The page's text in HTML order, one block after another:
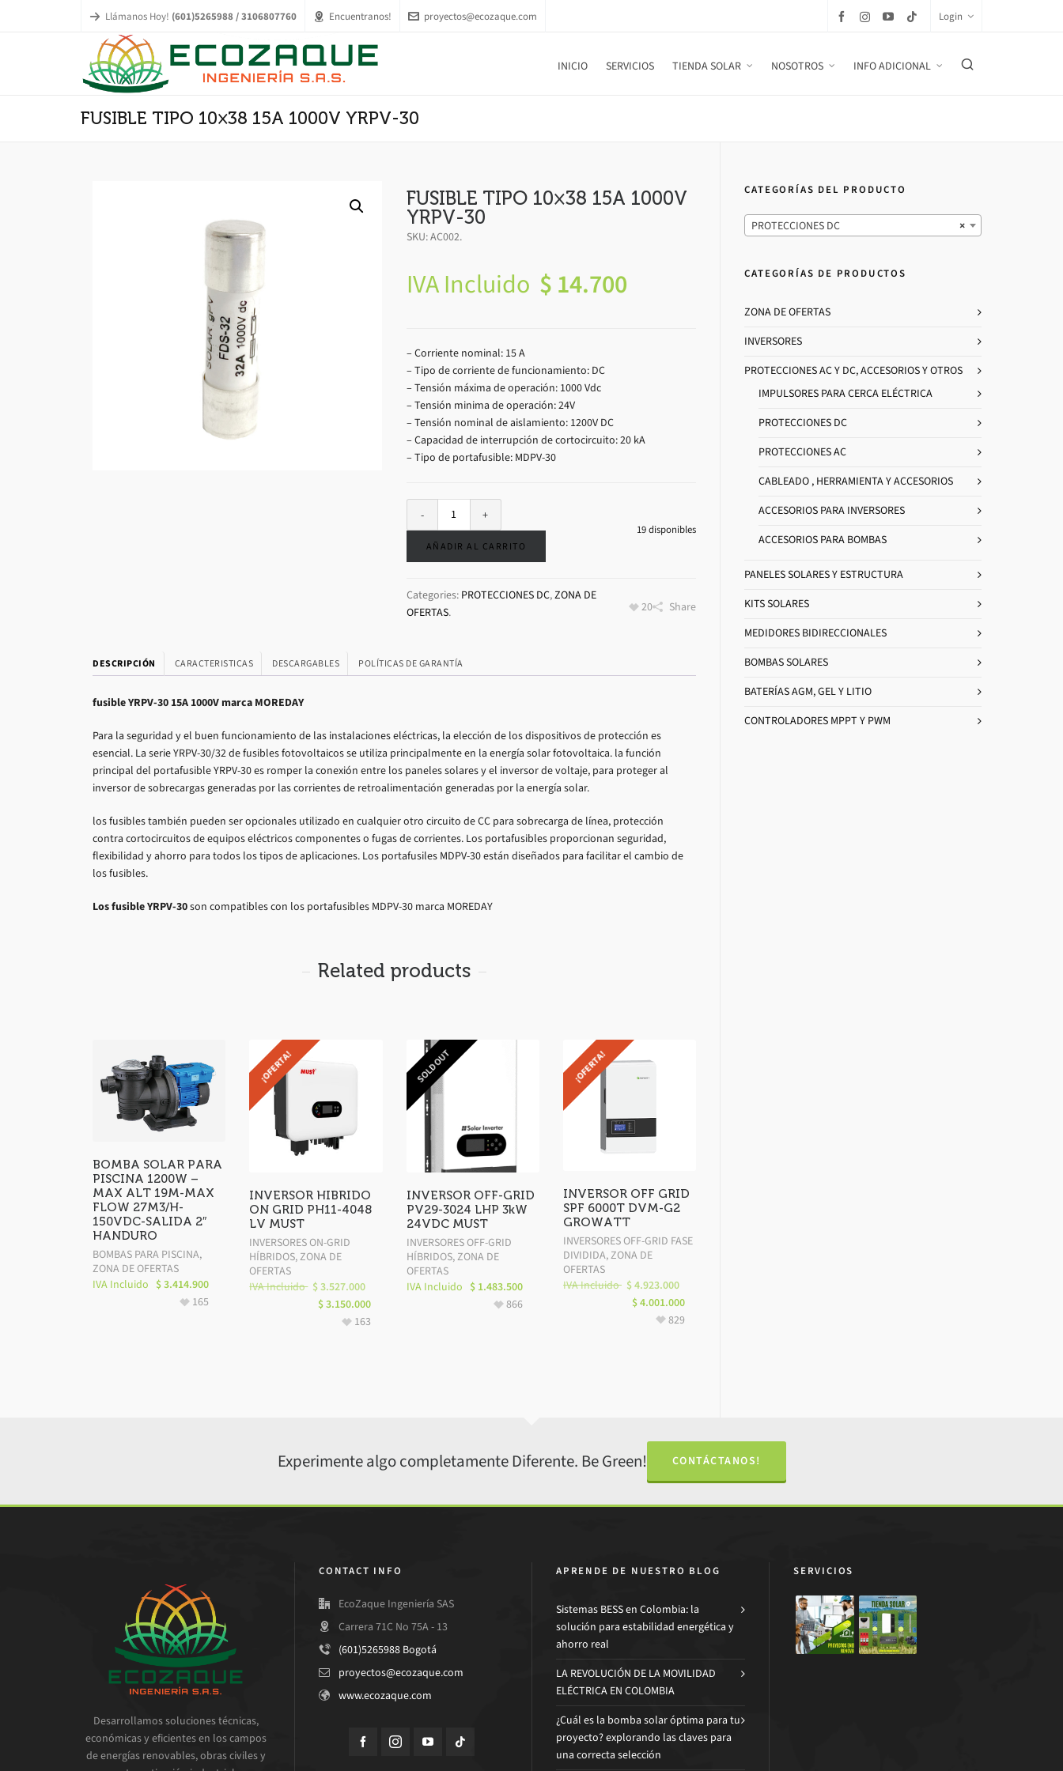
Llámanos Hoy! (601)5265988 / 3106807760 Encuentranos! proyectos@ecozaque.com Login
INICIO SERVICIOS TIENDA SOLAR NOSOTROS INFO ADICIONAL
FUSIBLE TIPO 10×38 15A 1000V YRPV-30
FUSIBLE TIPO 10×38 15A 1000V
YRPV-30
SKU:AC002.
IVA Incluido $ 14.700
– Corriente nominal: 15 A
– Tipo de corriente de funcionamiento: DC
– Tensión máxima de operación: 1000 Vdc
– Tensión minima de operación: 24V
– Tensión nominal de aislamiento: 1200V DC
– Capacidad de interrupción de cortocircuito: 20 kA
– Tipo de portafusible: MDPV-30
19 disponibles
AÑADIR AL CARRITO
Categories: PROTECCIONES DC,ZONA DE
OFERTAS. 20 Share
DESCRIPCIÓN CARACTERISTICAS DESCARGABLES POLÍTICAS DE GARANTÍA
fusible YRPV-30 15A 1000V marca MOREDAY
Para la seguridad y el buen funcionamiento de las instalaciones eléctricas, la elección de los dispositivos de protección es
esencial. La serie YRPV-30/32 de fusibles fotovoltaicos se utiliza principalmente en la energía solar fotovoltaica. la función
principal del portafusible YRPV-30 es romper la conexión entre los paneles solares y el inversor de voltaje, para proteger al
inversor de sobrecargas generadas por las corrientes de retroalimentación generadas por la energía solar.
los fusibles también pueden ser opcionales utilizado en cualquier otro circuito de CC para sobrecarga de línea, protección
contra cortocircuitos de equipos eléctricos componentes o fugas de corrientes. Los portafusibles proporcionan seguridad,
flexibilidad y ahorro para todos los tipos de aplicaciones. Los portafusiles MDPV-30 están diseñados para facilitar el cambio de
los fusibles.
Los fusible YRPV-30son compatibles con los portafusibles MDPV-30 marca MOREDAY
Related products
BOMBA SOLAR PARA
PISCINA 1200W –
MAX ALT 19M-MAX
FLOW 27M3/H-
150VDC-SALIDA 2″
HANDURO
BOMBAS PARA PISCINA,
ZONA DE OFERTAS
IVA Incluido $3.414.900
165
¡OFERTA!
INVERSOR HIBRIDO
ON GRID PH11-4048
LV MUST
INVERSORES ON-GRID
HÍBRIDOS,ZONA DE
OFERTAS
IVA Incluido $3.527.000
$3.150.000
163
SOLD OUT
INVERSOR OFF-GRID
PV29-3024 LHP 3kW
24VDC MUST
INVERSORES OFF-GRID
HÍBRIDOS,ZONA DE
OFERTAS
IVA Incluido $1.483.500
866
¡OFERTA!
INVERSOR OFF GRID
SPF 6000T DVM-G2
GROWATT
INVERSORES OFF-GRID FASE
DIVIDIDA,ZONA DE
OFERTAS
IVA Incluido $4.923.000
$4.001.000
829
CATEGORÍAS DEL PRODUCTO
×
PROTECCIONES DC
CATEGORÍAS DE PRODUCTOS
ZONA DE OFERTAS
INVERSORES
PROTECCIONES AC Y DC, ACCESORIOS Y OTROS
IMPULSORES PARA CERCA ELÉCTRICA
PROTECCIONES DC
PROTECCIONES AC
CABLEADO , HERRAMIENTA Y ACCESORIOS
ACCESORIOS PARA INVERSORES
ACCESORIOS PARA BOMBAS
PANELES SOLARES Y ESTRUCTURA
KITS SOLARES
MEDIDORES BIDIRECCIONALES
BOMBAS SOLARES
BATERÍAS AGM, GEL Y LITIO
CONTROLADORES MPPT Y PWM
Experimente algo completamente Diferente. Be Green! CONTÁCTANOS!
Desarrollamos soluciones técnicas,
económicas y eficientes en los campos
de energías renovables, obras civiles y
CONTACT INFO
EcoZaque Ingeniería SAS
Carrera 71C No 75A - 13
(601)5265988 Bogotá
proyectos@ecozaque.com
www.ecozaque.com
APRENDE DE NUESTRO BLOG
Sistemas BESS en Colombia: la
solución para estabilidad energética y
ahorro real
LA REVOLUCIÓN DE LA MOVILIDAD
ELÉCTRICA EN COLOMBIA
¿Cuál es la bomba solar óptima para tu
proyecto? explorando las claves para
una correcta selección
SERVICIOS